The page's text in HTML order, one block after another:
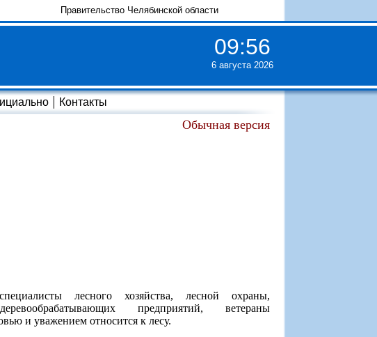
Правительство Челябинской области
09:56
6 августа 2026
Контакты
Обычная версия
лесного хозяйства, лесной охраны,
предприятий, ветераны
и уважением относится к лесу.